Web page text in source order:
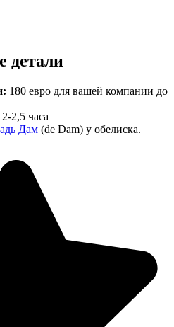
детали
180 евро для вашей компании до
2-2,5 часа
Дам (de Dam) у обелиска.